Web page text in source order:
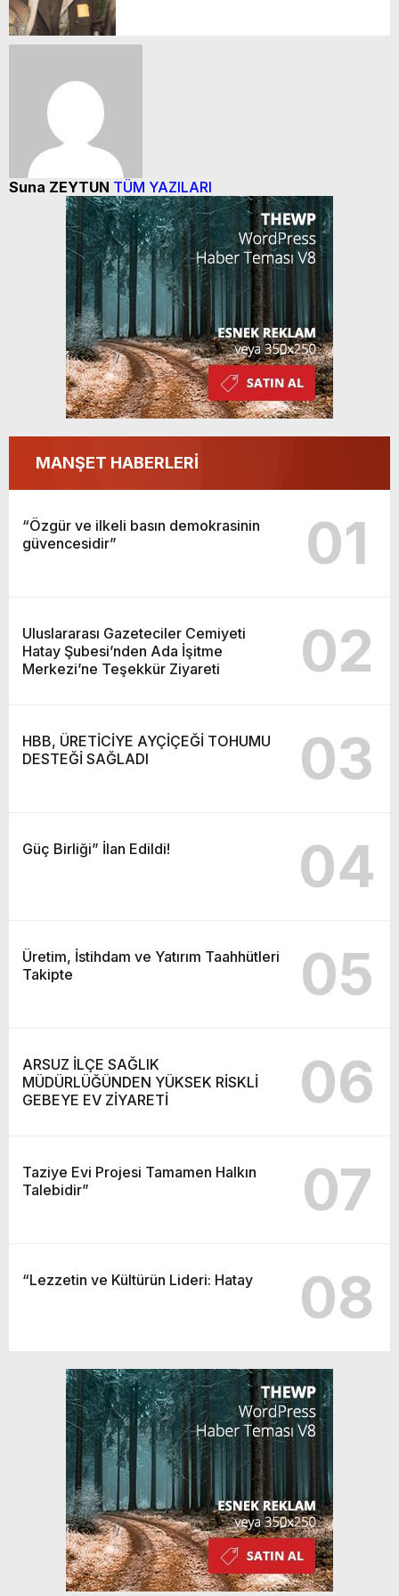
Suna ZEYTUN TÜM YAZILARI
MANŞET HABERLERİ
“Özgür ve ilkeli basın demokrasinin
güvencesidir”
01
Uluslararası Gazeteciler Cemiyeti
Hatay Şubesi’nden Ada İşitme
Merkezi’ne Teşekkür Ziyareti
02
HBB, ÜRETİCİYE AYÇİÇEĞİ TOHUMU
DESTEĞİ SAĞLADI
03
Güç Birliği” İlan Edildi! 04
Üretim, İstihdam ve Yatırım Taahhütleri
Takipte
05
ARSUZ İLÇE SAĞLIK
MÜDÜRLÜĞÜNDEN YÜKSEK RİSKLİ
GEBEYE EV ZİYARETİ
06
Taziye Evi Projesi Tamamen Halkın
Talebidir”
07
“Lezzetin ve Kültürün Lideri: Hatay 08